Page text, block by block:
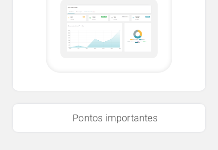
Pontos importantes